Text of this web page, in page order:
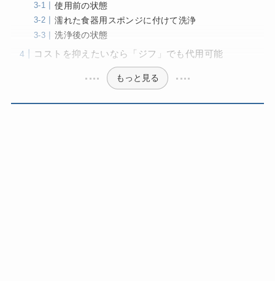
使用前の状態
濡れた食器用スポンジに付けて洗浄
洗浄後の状態
コストを抑えたいなら「ジフ」でも代用可能
もっと見る